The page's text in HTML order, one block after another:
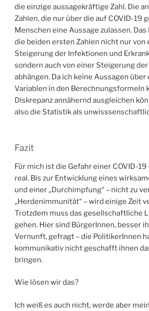
die einzige aussagekräftige Zahl. Die
Zahlen, die nur über die auf COVID-19
Menschen eine Aussage zulassen.
die beiden ersten Zahlen nicht nur von
Steigerung der Infektionen und
sondern auch von einer Steigerung
abhängen. Da ich keine Aussagen über
Variablen in den Berechnungsformeln
Diskrepanz annähernd ausgleichen
also die Statistik als
Fazit
Für mich ist die Gefahr einer COVID-19
real. Bis zur Entwicklung eines
und einer „Durchimpfung“ – nicht zu
„Herdenimmunität“ – wird einige Zeit
Trotzdem muss das gesellschaftliche
gehen. Hier sind BürgerInnen, besser
Vernunft, gefragt – die PolitikerInnen
kommunikativ nicht geschafft ihnen
bringen.
Wie lösen wir das?
Ich weiß es auch nicht, werde aber